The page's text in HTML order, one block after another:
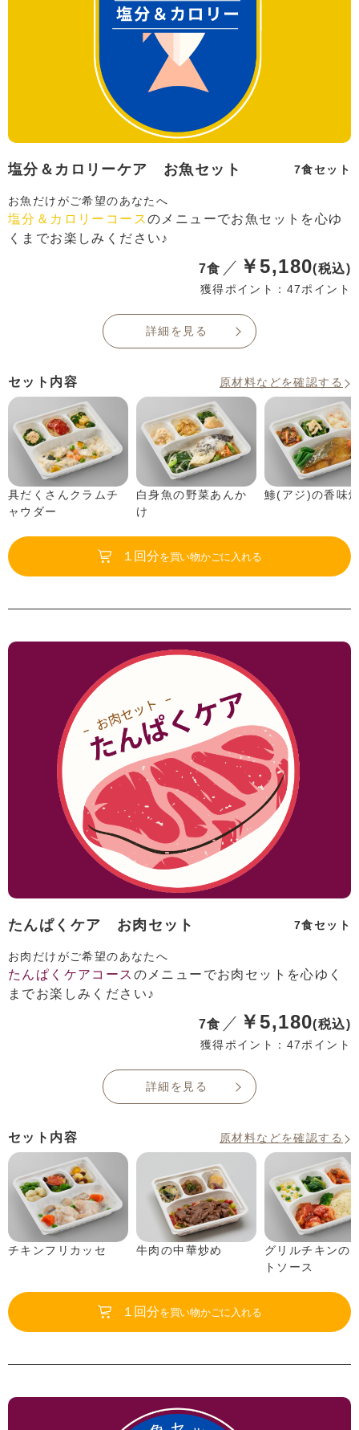
塩分＆カロリーケア お魚セット 7食セット
お魚だけがご希望のあなたへ
塩分＆カロリーコースのメニューでお魚セットを心ゆ
くまでお楽しみください♪
7食 ￥5,180(税込)
獲得ポイント：47ポイント
詳細を見る
セット内容 原材料などを確認する
具だくさんクラムチ
ャウダー
白身魚の野菜あんか
け
鯵(アジ)の香味
１回分を買い物かごに入れる
たんぱくケア お肉セット 7食セット
お肉だけがご希望のあなたへ
たんぱくケアコース のメニューでお肉セットを心ゆく
までお楽しみください♪
7食 ￥5,180(税込)
獲得ポイント：47ポイント
詳細を見る
セット内容 原材料などを確認する
チキンフリカッセ 牛肉の中華炒め
グリルチキンの
トソース
１回分を買い物かごに入れる